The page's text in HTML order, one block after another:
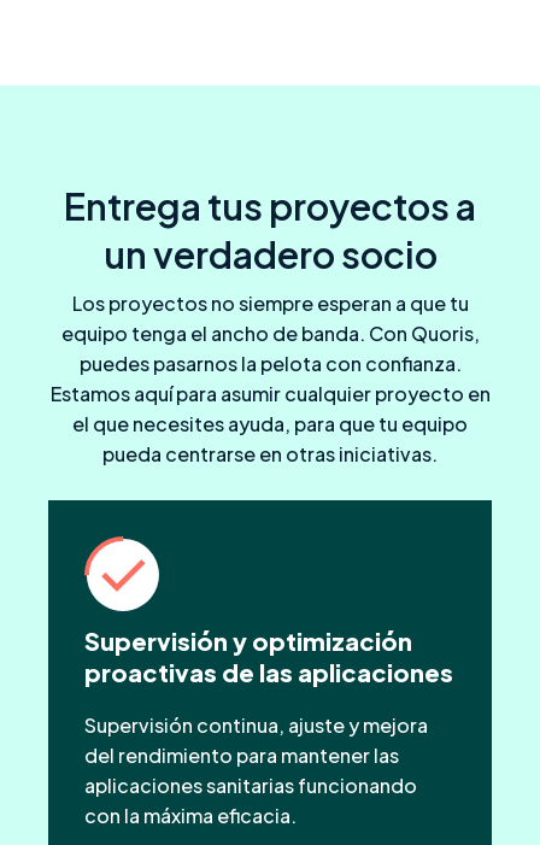
Entrega tus proyectos a
un verdadero socio
Los proyectos no siempre esperan a que tu
equipo tenga el ancho de banda. Con Quoris,
puedes pasarnos la pelota con confianza.
Estamos aquí para asumir cualquier proyecto en
el que necesites ayuda, para que tu equipo
pueda centrarse en otras iniciativas.
Supervisión y optimización
proactivas de las aplicaciones
Supervisión continua, ajuste y mejora
del rendimiento para mantener las
aplicaciones sanitarias funcionando
con la máxima eficacia.